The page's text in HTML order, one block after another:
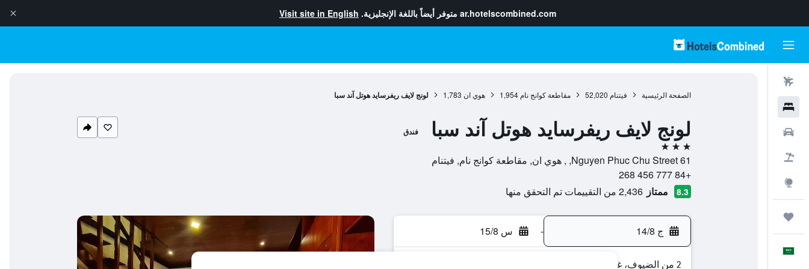
ar.hotelscombined.com متوفر أيضاً باللغة الإنجليزية. Visit site in English
الصفحة الرئيسية فيتنام 52,020 مقاطعة كوانج نام 1,954 هوي ان 1,783 لونج لايف ريفرسايد هوتل آند سبا
لونج لايف ريفرسايد هوتل آند سبا فندق
3 نجوم
61 Nguyen Phuc Chu Street, , هوي ان, مقاطعة كوانج نام, فيتنام
+84 777 456 268
8.3 ممتاز 2,436 من التقييمات تم التحقق منها
ج 14/8 - س 15/8
2 من الضيوف، غرفة واحدة